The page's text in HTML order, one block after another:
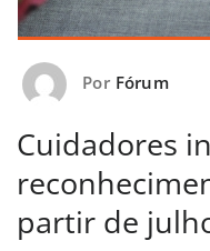
Por Fórum
Cuidadores
partir de